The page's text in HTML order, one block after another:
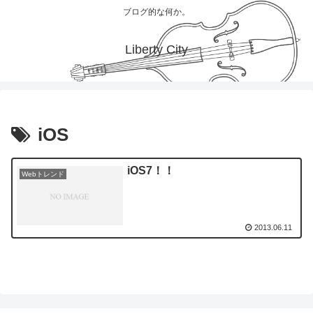
ブログ的な何か。
Liberty City
iOS
Webトレンド iOS7！！
2013.06.11